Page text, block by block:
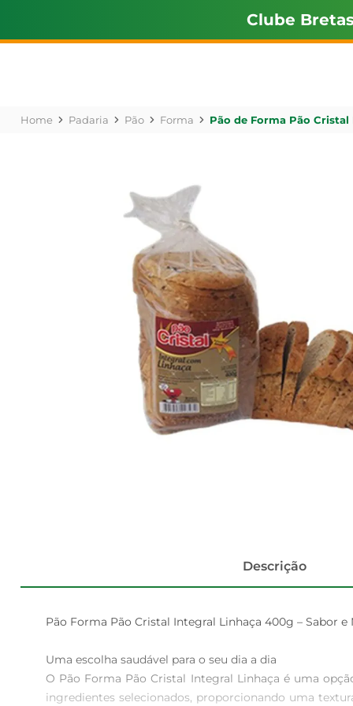
Clube Bretas
Padaria Pão Forma Pão de Forma Pão
Descrição
Pão Forma Pão Cristal Integral Linhaça 400g – Sabor
Uma escolha saudável para o seu dia a dia
O Pão Forma Pão Cristal Integral Linhaça é uma
ingredientes selecionados, proporcionando uma